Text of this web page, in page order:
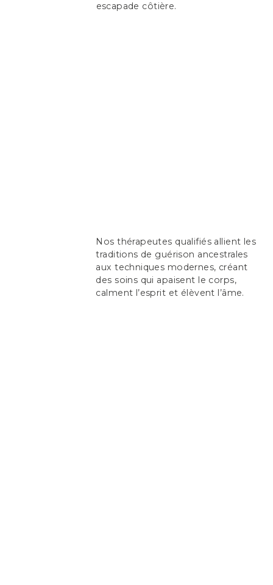
escapade côtière.
Nos thérapeutes qualifiés allient les
traditions de guérison ancestrales
aux techniques modernes, créant
des soins qui apaisent le corps,
calment l’esprit et élèvent l’âme.